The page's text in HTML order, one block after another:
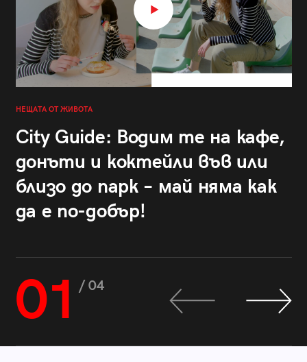
НЕЩАТА ОТ ЖИВОТА
City Guide: Водим те на кафе,
донъти и коктейли във или
близо до парк – май няма как
да е по-добър!
01 / 04